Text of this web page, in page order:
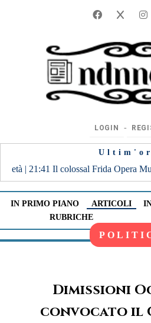
LOGIN ‐
Opera Musical ad aprile 2027 nei
IN PRIMO PIANO ARTICOLI
RUBRICHE
Dimissioni
convocato il